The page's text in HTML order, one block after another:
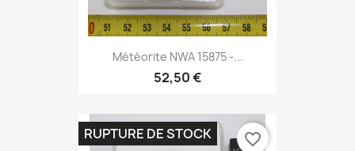
Météorite NWA 15875 -...
52,50 €
RUPTURE DE STOCK favorite_border